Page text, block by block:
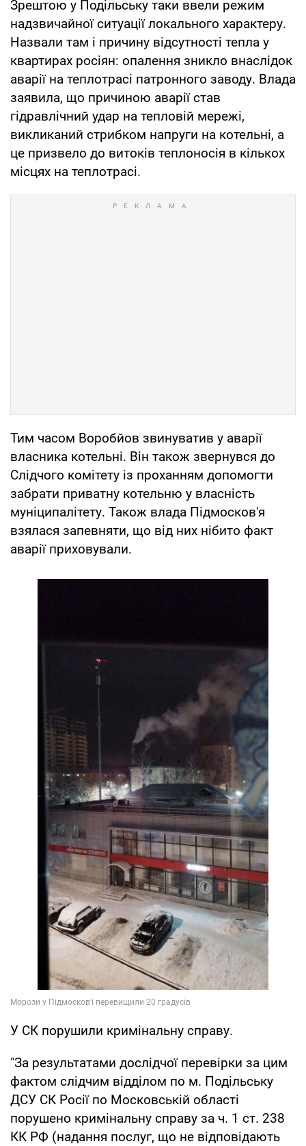
Зрештою у Подільську таки ввели режим
надзвичайної ситуації локального характеру.
Назвали там і причину відсутності тепла у
квартирах росіян: опалення зникло внаслідок
аварії на теплотрасі патронного заводу. Влада
заявила, що причиною аварії став
гідравлічний удар на тепловій мережі,
викликаний стрибком напруги на котельні, а
це призвело до витоків теплоносія в кількох
місцях на теплотрасі.
Тим часом Воробйов звинуватив у аварії
власника котельні. Він також звернувся до
Слідчого комітету із проханням допомогти
забрати приватну котельню у власність
муніципалітету. Також влада Підмосков'я
взялася запевняти, що від них нібито факт
аварії приховували.
У СК порушили кримінальну справу.
"За результатами дослідчої перевірки за цим
фактом слідчим відділом по м. Подільську
ДСУ СК Росії по Московській області
порушено кримінальну справу за ч. 1 ст. 238
КК РФ (надання послуг, що не відповідають